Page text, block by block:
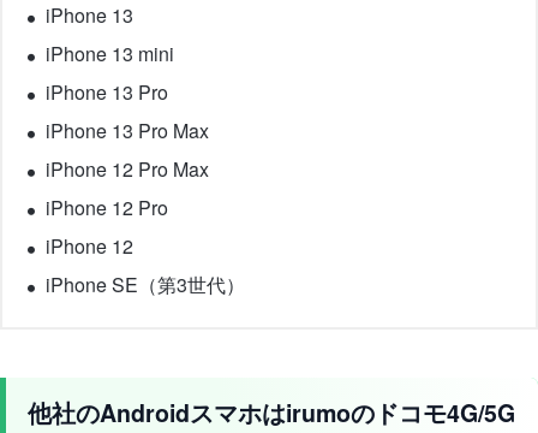
iPhone 13
iPhone 13 mini
iPhone 13 Pro
iPhone 13 Pro Max
iPhone 12 Pro Max
iPhone 12 Pro
iPhone 12
iPhone SE（第3世代）
他社のAndroidスマホはirumoのドコモ4G/5G